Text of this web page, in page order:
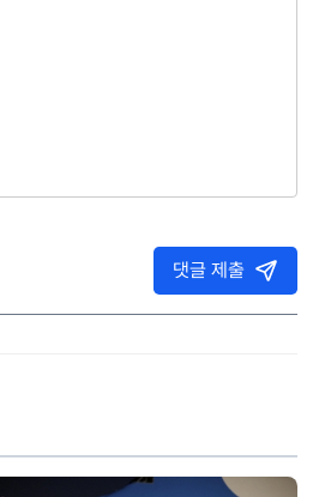
댓글 제출